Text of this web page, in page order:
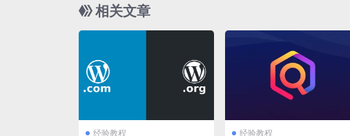
相关文章
经验教程 经验教程